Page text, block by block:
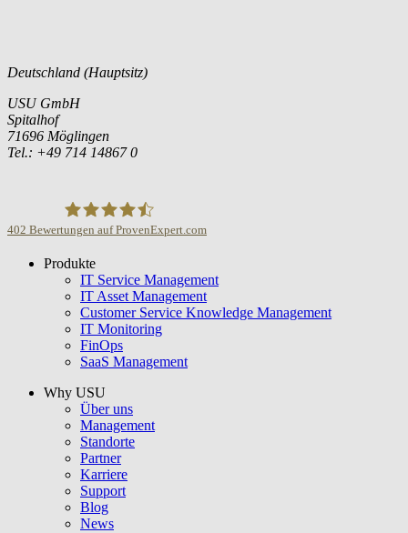
Deutschland (Hauptsitz)
USU GmbH
Spitalhof
71696 Möglingen
Tel.: +49 714 14867 0
USU GmbH
402 Bewertungen auf ProvenExpert.com
Produkte
IT Service Management
IT Asset Management
Customer Service Knowledge Management
IT Monitoring
FinOps
SaaS Management
Why USU
Über uns
Management
Standorte
Partner
Karriere
Support
Blog
News